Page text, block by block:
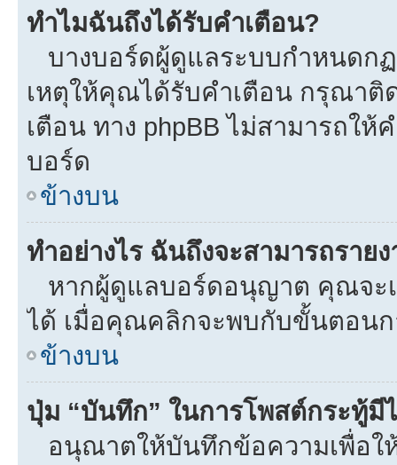
ทำไมฉันถึงได้รับคำเตือน?
บางบอร์ดผู้ดูแลระบบกำหนดก
เหตุให้คุณได้รับคำเตือน กรุณา
เตือน ทาง phpBB ไม่สามารถใ
บอร์ด
ข้างบน
ทำอย่างไร ฉันถึงจะสามารถรา
หากผู้ดูแลบอร์ดอนุญาต คุณจะเ
ได้ เมื่อคุณคลิกจะพบกับขั้นตอนก
ข้างบน
ปุ่ม “บันทึก” ในการโพสต์กระทู้มี
อนุณาตให้บันทึกข้อความเพื่อใ